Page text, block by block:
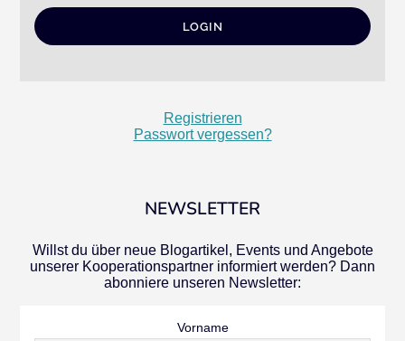
Registrieren
Passwort vergessen?
NEWSLETTER
Willst du über neue Blogartikel, Events und Angebote
unserer Kooperationspartner informiert werden? Dann
abonniere unseren Newsletter:
Vorname